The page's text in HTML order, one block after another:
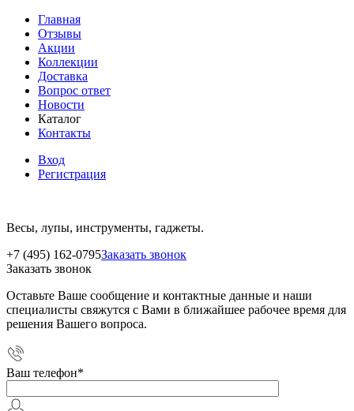
Главная
Отзывы
Акции
Коллекции
Доставка
Вопрос ответ
Новости
Каталог
Контакты
Вход
Регистрация
Весы, лупы, инструменты, гаджеты.
+7 (495) 162-0795Заказать звонок
Заказать звонок
Оставьте Ваше сообщение и контактные данные и наши
специалисты свяжутся с Вами в ближайшее рабочее время для
решения Вашего вопроса.
Ваш телефон*